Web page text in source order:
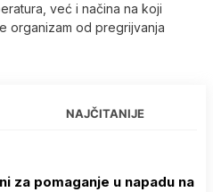
već i načina na koji
organizam od pregrijvanja
NAJČITANIJE
za pomaganje u napadu na